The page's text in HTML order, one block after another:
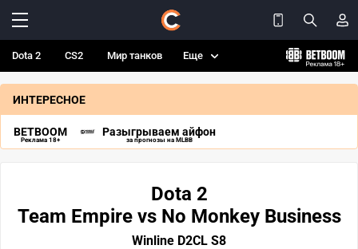
Dota 2 CS2 Мир танков Еще
ИНТЕРЕСНОЕ
BETBOOM
Реклама 18+
Разыгрываем айфон
за прогнозы на MLBB
Dota 2
Team Empire vs No Monkey Business
Winline D2СL S8